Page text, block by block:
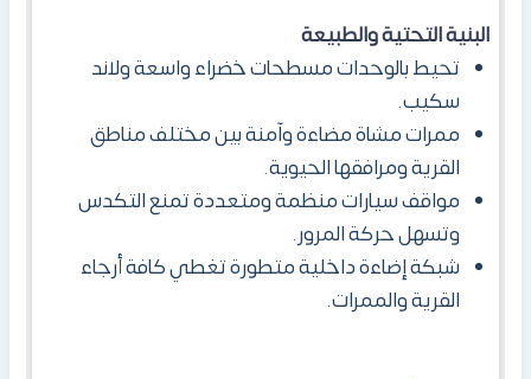
البنية التحتية والطبيعة
تحيط بالوحدات مسطحات خضراء واسعة ولاند
سكيب.
ممرات مشاة مضاءة وآمنة بين مختلف مناطق
القرية ومرافقها الحيوية.
مواقف سيارات منظمة ومتعددة تمنع التكدس
وتسهل حركة المرور.
شبكة إضاءة داخلية متطورة تغطي كافة أرجاء
القرية والممرات.